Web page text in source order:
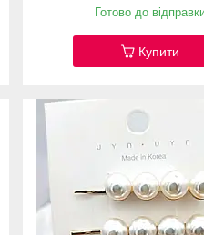
Готово до
Купити